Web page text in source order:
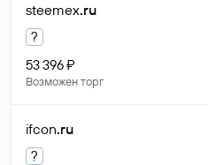
steemex.ru
?
53 396 ₽
Возможен торг
ifcon.ru
?